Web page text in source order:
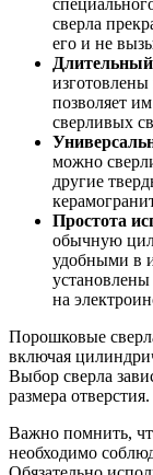
сверла
его и не
изготовлены
позволяет
сверливых
можно
другие
Простота
обычную
удобными в
на
Порошковые
включая
Выбор сверла
размера отверстия.
Важно помнить,
необходимо